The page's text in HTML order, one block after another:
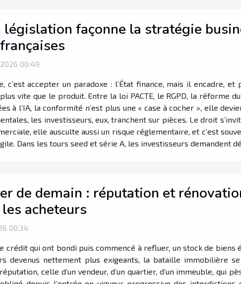
législation façonne la stratégie
00:49
c’est accepter un paradoxe : l’État finance, mais il encadre,
vite que le produit. Entre la loi PACTE, le RGPD, la réforme
à l’IA, la conformité n’est plus une « case à cocher », elle
les investisseurs, eux, tranchent sur pièces. Le droit
elle ausculte aussi un risque réglementaire, et c’est
Dans les tours seed et série A, les investisseurs demandent
de demain : réputation et
acheteurs
00:34
crédit qui ont bondi puis commencé à refluer, un stock de biens
devenus nettement plus exigeants, la bataille immobilière
celle d’un vendeur, d’un quartier, d’un immeuble, qui